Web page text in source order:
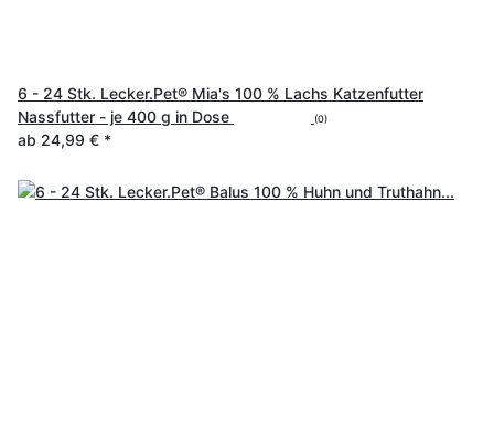
6 - 24 Stk. Lecker.Pet® Mia's 100 % Lachs Katzenfutter
Nassfutter - je 400 g in Dose
(0)
ab 24,99 € *